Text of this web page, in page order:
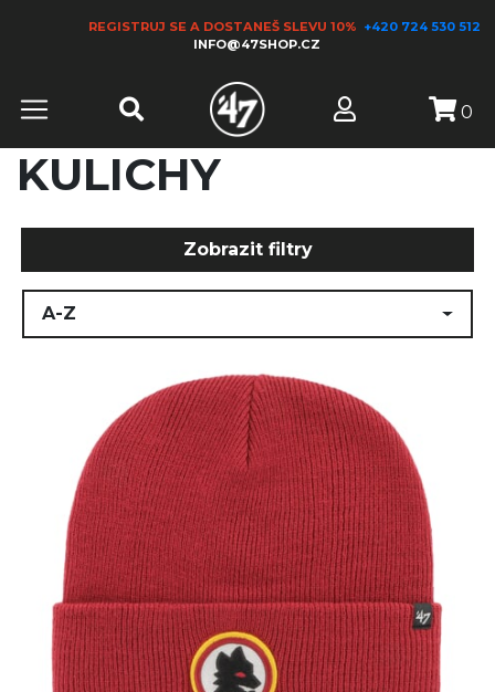
REGISTRUJ SE A DOSTANEŠ SLEVU 10% +420 724 530 512
INFO@47SHOP.CZ
0
KULICHY
Zobrazit filtry
A-Z